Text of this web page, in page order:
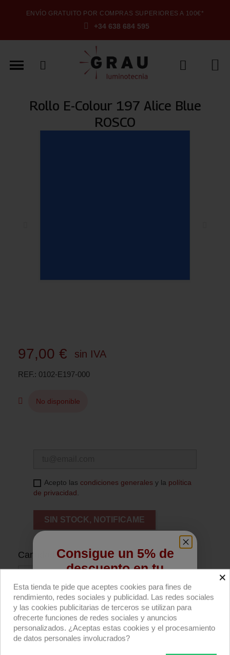
ENVÍO GRATUITO POR COMPRAS SUPERIORES A 100€*
+34 638 684 595
Rollo E-Colour 197 Alice Blue
ROSCO
97,00 € sin IVA
REF. 0102-E197-000
No disponible
Acepto las condiciones generales y la política
de privacidad.
SIN STOCK, NOTIFICAME
Cantidad
Añadir al carrito
Compra ahora
×
Esta tienda te pide que aceptes cookies para fines de
rendimiento, redes sociales y publicidad. Las redes sociales
y las cookies publicitarias de terceros se utilizan para
ofrecerte funciones de redes sociales y anuncios
personalizados. ¿Aceptas estas cookies y el procesamiento
de datos personales involucrados?
Consigue un 5% de
descuento en tu
primera compra
Regístrate para recibir el descuento.
Email